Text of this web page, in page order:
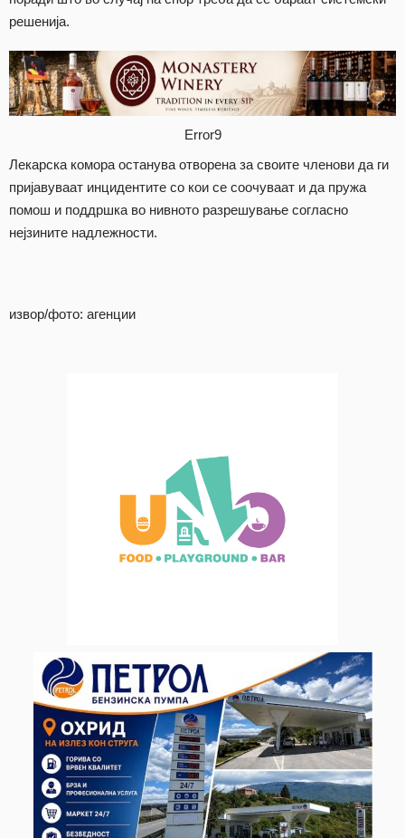
решенија.
Error9
Лекарска комора останува отворена за своите членови да ги
пријавуваат инцидентите со кои се соочуваат и да пружа
помош и поддршка во нивното разрешување согласно
нејзините надлежности.
извор/фото: агенции